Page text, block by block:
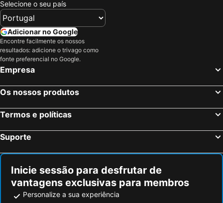
Selecione o seu país
Adicionar no Google
Encontre facilmente os nossos
resultados: adicione o trivago como
fonte preferencial no Google.
Empresa
Os nossos produtos
Termos e políticas
Suporte
Inicie sessão para desfrutar de
vantagens exclusivas para membros
Personalize a sua experiência